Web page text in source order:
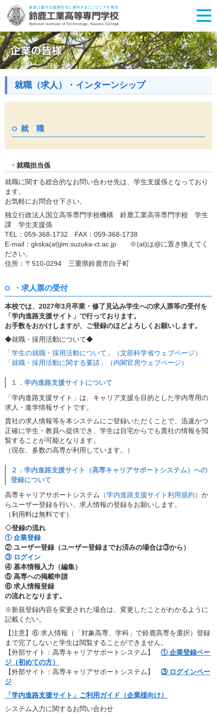
就職（求人）・インターンシップ
就 職
・就職担当係
就職に関する総合的なお問い合わせ先は、学生支援係となっており
ます。
お気軽にお問合せ下さい。
独立行政法人国立高等専門学校機構 鈴鹿工業高等専門学校 学生
課 学生支援係
TEL：059-368-1732 FAX：059-368-1738
E-mail：gkska(at)jim.suzuka-ct.ac.jp ※(at)は@に置き換えてく
ださい。
住所：〒510-0294 三重県鈴鹿市白子町
・求人票の受付
本校では、2027年3月卒業・修了見込み学生への求人票等の受付を
「学内進路支援サイト」で行っております。
お手数をおかけしますが、ご登録のほどよろしくお願いします。
◆就職・採用活動について◆
「学生の就職・採用活動について」（文部科学省ウェブページ）
「就職・採用活動に関する要請」（内閣官房ウェブページ）
１．学内進路支援サイトについて
「学内進路支援サイト」は、キャリア支援を目的とした学内専用の
求人・進学情報サイトです。
貴社の求人情報等を本システムにご登録いただくことで、迅速かつ
正確に学生・教員へ提供でき、学生は自宅からでも貴社の情報を閲
覧することが可能となります。
（現在、多数の高専が利用しています。）
２．学内進路支援サイト（高専キャリアサポートシステム）への
登録について
高専キャリアサポートシステム
（学内進路支援サイト利用規約） か
らユーザー登録を行い、求人情報の登録をお願いします。
（利用料は無料です）
◇登録の流れ
① 企業登録
② ユーザー登録（ユーザー登録までお済みの場合は③から）
③ ログイン
④ 基本情報入力（編集）
⑤ 高専への掲載申請
⑥ 求人情報登録
の流れとなります。
※新規登録内容を変更された場合は、変更したことがわかるように
記載くだい。
【注意】⑥ 求人情報（「対象高専、学科」で鈴鹿高専を選択）登録
まで完了しないと学生は閲覧することができません。
【外部サイト：高専キャリアサポートシステム】 ① 企業登録ペー
ジ（初めての方）
【外部サイト：高専キャリアサポートシステム】 ③ ログインペー
ジ
「学内進路支援サイト」ご利用ガイド（企業様向け）
システム入力に関するお問い合わせ